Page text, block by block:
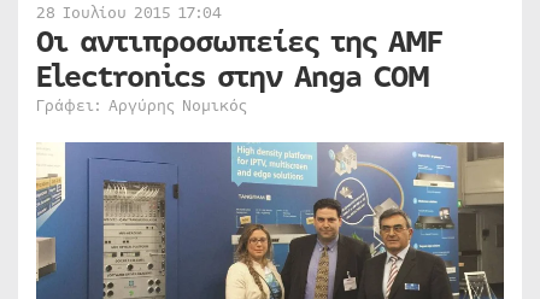
28 Ιουλίου 2015 17:04
Οι αντιπροσωπείες της AMF
Electronics στην Anga COM
Γράφει: Αργύρης Νομικός